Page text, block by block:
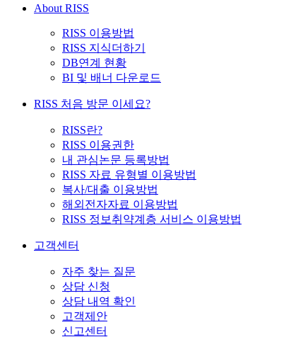
About RISS
RISS 이용방법
RISS 지식더하기
DB연계 현황
BI 및 배너 다운로드
RISS 처음 방문 이세요?
RISS란?
RISS 이용권한
내 관심논문 등록방법
RISS 자료 유형별 이용방법
복사/대출 이용방법
해외전자자료 이용방법
RISS 정보취약계층 서비스 이용방법
고객센터
자주 찾는 질문
상담 신청
상담 내역 확인
고객제안
신고센터